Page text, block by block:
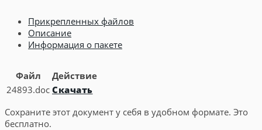
Прикрепленных файлов
Описание
Информация о пакете
Файл
Действие
24893.doc Скачать
Сохраните этот документ у себя в удобном формате. Это
бесплатно.